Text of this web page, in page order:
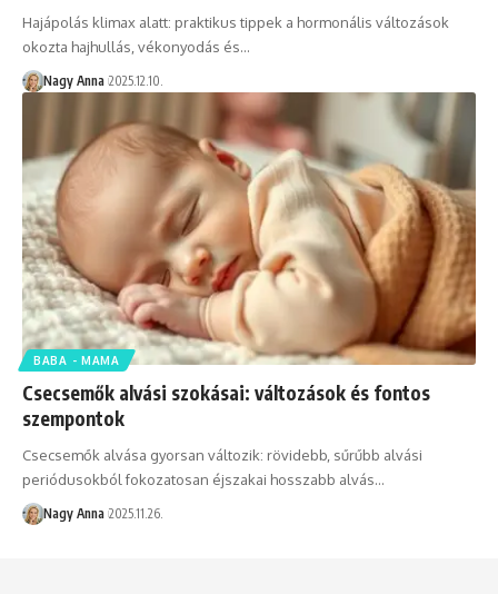
Hajápolás klimax alatt: praktikus tippek a hormonális változások
okozta hajhullás, vékonyodás és…
Nagy Anna 2025.12.10.
BABA - MAMA
Csecsemők alvási szokásai: változások és fontos
szempontok
Csecsemők alvása gyorsan változik: rövidebb, sűrűbb alvási
periódusokból fokozatosan éjszakai hosszabb alvás…
Nagy Anna 2025.11.26.